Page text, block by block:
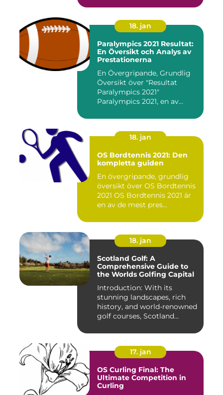
18. jan
Paralympics 2021 Resultat:
En Översikt och Analys av
Prestationerna
En Övergripande, Grundlig
Översikt över "Resultat
Paralympics 2021"
Paralympics 2021, en av
18. jan
OS Bordtennis 2021: Den
kompletta guiden
En övergripande, grundlig
översikt över OS Bordtennis
2021 OS Bordtennis 2021 är
en av de mest pres...
18. jan
Scotland Golf: A
Comprehensive Guide to
the Worlds Golfing Capital
Introduction: With its
stunning landscapes, rich
history, and world-renowned
golf courses, Scotland...
17. jan
OS Curling Final: The
Ultimate Competition in
Curling